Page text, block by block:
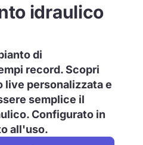
idraulico
di
record. Scopri
live personalizzata e
semplice il
Configurato in
all'uso.